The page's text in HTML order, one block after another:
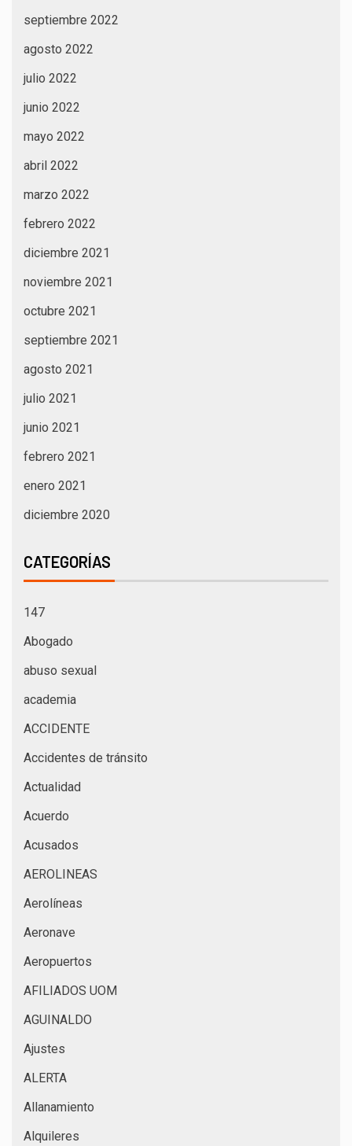
septiembre 2022
agosto 2022
julio 2022
junio 2022
mayo 2022
abril 2022
marzo 2022
febrero 2022
diciembre 2021
noviembre 2021
octubre 2021
septiembre 2021
agosto 2021
julio 2021
junio 2021
febrero 2021
enero 2021
diciembre 2020
CATEGORÍAS
147
Abogado
abuso sexual
academia
ACCIDENTE
Accidentes de tránsito
Actualidad
Acuerdo
Acusados
AEROLINEAS
Aerolíneas
Aeronave
Aeropuertos
AFILIADOS UOM
AGUINALDO
Ajustes
ALERTA
Allanamiento
Alquileres